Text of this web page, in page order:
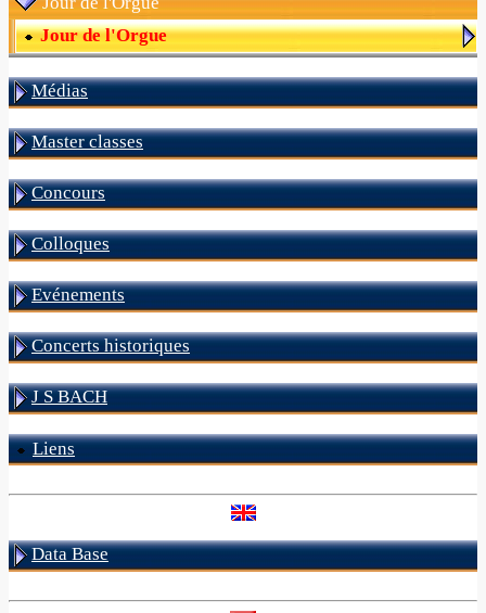
Jour de l'Orgue
Médias
Master classes
Concours
Colloques
Evénements
Concerts historiques
J S BACH
Liens
Data Base